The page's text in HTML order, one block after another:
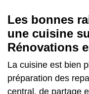
Les bonnes
une cuisine
Rénovations
La cuisine est bien
préparation des
central, de partage